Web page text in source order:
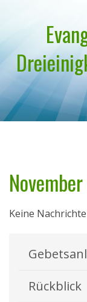
Über uns
Termine
Aktuelles
Keine
Rückblick